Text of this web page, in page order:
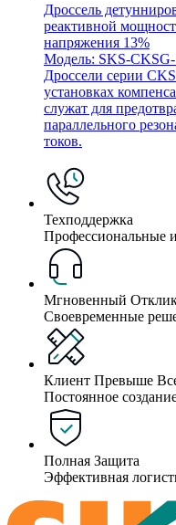
Дроссель
реактивной
напряжения 13%
Модель: SKS-
Дроссели серии
установках
служат для
параллельного
токов.
Техподдержка
Профессиональные
Мгновенный
Своевременные
Клиент Превыше
Постоянное
Полная Защита
Эффективная